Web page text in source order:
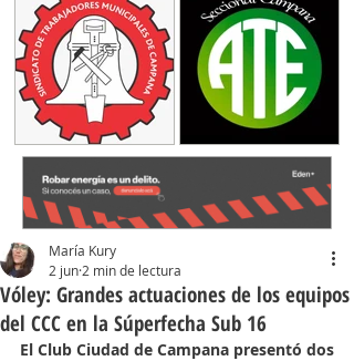
Vóley: Grandes actuaciones de los equipos
del CCC en la Súperfecha Sub 16
María Kury
2 jun 2 min de lectura
El Club Ciudad de Campana presentó dos